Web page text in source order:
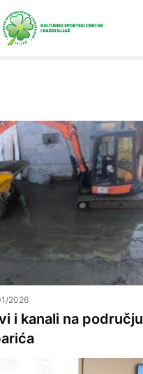
2026
i kanali na području